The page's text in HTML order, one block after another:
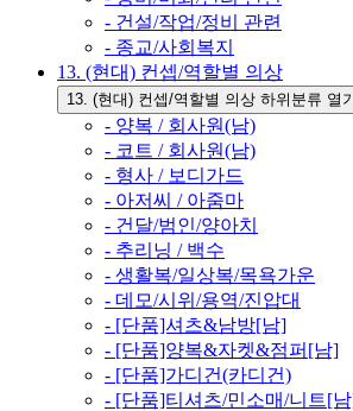
- 건설/작업/정비 관련
- 종교/사회복지
13. (현대) 컨셉/역할별 의상
13. (현대) 컨셉/역할별 의상 하위분류 열
- 양복 / 회사원(남)
- 코트 / 회사원(남)
- 형사 / 보디가드
- 아저씨 / 아줌마
- 건달/범인/양아치
- 추리닝 / 백수
- 생활복/일상복/목욕가운
- 데모/시위/용역/진압대
- [단품]셔츠&남방[남]
- [단품]양복&자켓&점퍼[남]
- [단품]가디건(카디건)
- [단품]티셔츠/민소매/니트[